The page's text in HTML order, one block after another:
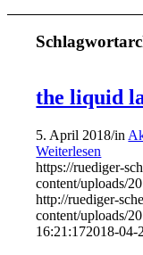
the liquid
5. April 2018/in
Weiterlesen
https://ruediger-
content/uploads/
http://ruediger-
content/uploads/
16:21:172018-04-